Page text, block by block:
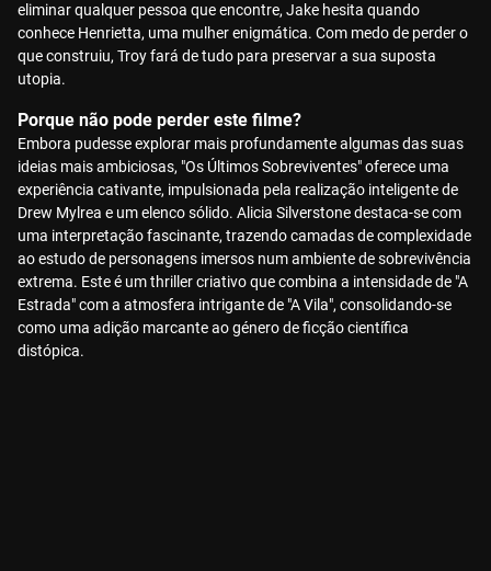
eliminar qualquer pessoa que encontre, Jake hesita quando
conhece Henrietta, uma mulher enigmática. Com medo de perder o
que construiu, Troy fará de tudo para preservar a sua suposta
utopia.
Porque não pode perder este filme?
Embora pudesse explorar mais profundamente algumas das suas
ideias mais ambiciosas, "Os Últimos Sobreviventes" oferece uma
experiência cativante, impulsionada pela realização inteligente de
Drew Mylrea e um elenco sólido. Alicia Silverstone destaca-se com
uma interpretação fascinante, trazendo camadas de complexidade
ao estudo de personagens imersos num ambiente de sobrevivência
extrema. Este é um thriller criativo que combina a intensidade de "A
Estrada" com a atmosfera intrigante de "A Vila", consolidando-se
como uma adição marcante ao género de ficção científica
distópica.